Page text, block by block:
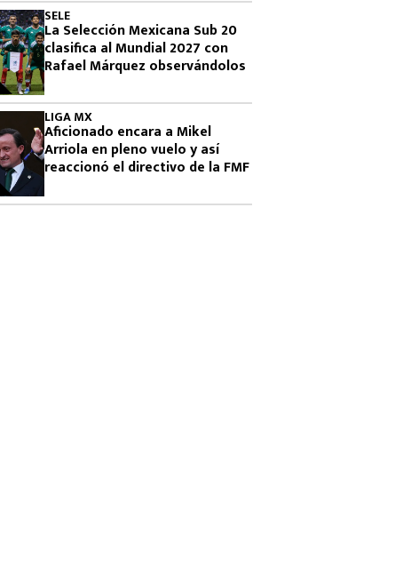
SELE
La Selección Mexicana Sub 20
clasifica al Mundial 2027 con
Rafael Márquez observándolos
LIGA MX
Aficionado encara a Mikel
Arriola en pleno vuelo y así
reaccionó el directivo de la FMF